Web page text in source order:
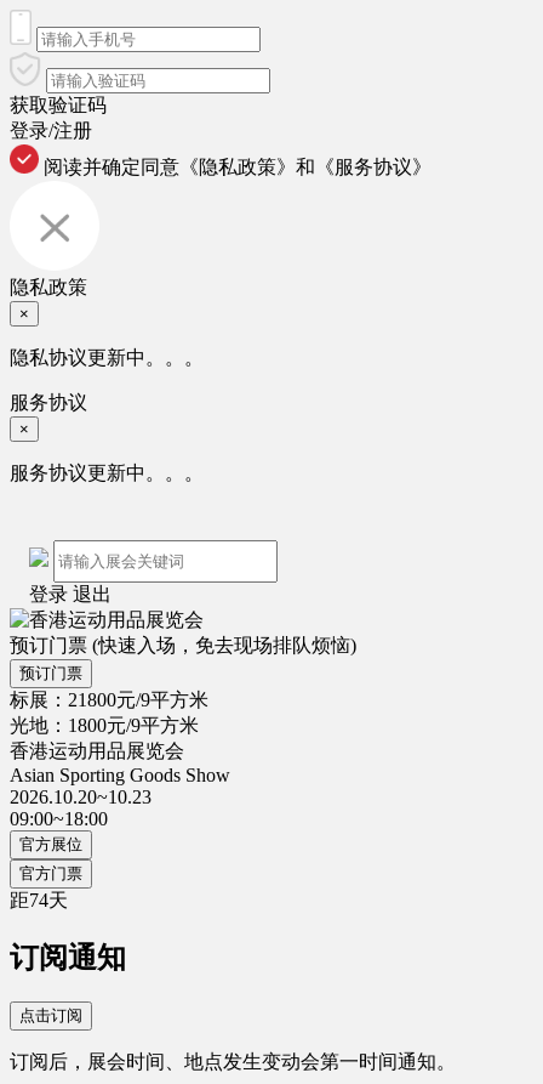
获取验证码
登录/注册
阅读并确定同意 《隐私政策》 和 《服务协议》
隐私政策
×
隐私协议更新中。。。
服务协议
×
服务协议更新中。。。
登录 退出
预订门票 (快速入场，免去现场排队烦恼)
预订门票
标展：21800元/9平方米
光地：1800元/9平方米
香港运动用品展览会
Asian Sporting Goods Show
2026.10.20~10.23
09:00~18:00
官方展位
官方门票
距74天
订阅通知
点击订阅
订阅后，展会时间、地点发生变动会第一时间通知。